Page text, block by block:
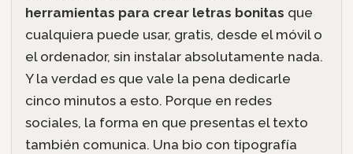
herramientas para crear letras bonitas que
cualquiera puede usar, gratis, desde el móvil o
el ordenador, sin instalar absolutamente nada.
Y la verdad es que vale la pena dedicarle
cinco minutos a esto. Porque en redes
sociales, la forma en que presentas el texto
también comunica. Una bio con tipografía